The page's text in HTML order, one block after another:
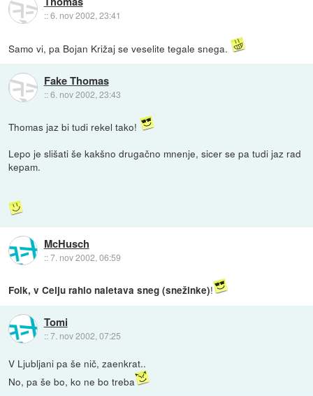
::6. nov 2002, 23:41
Samo vi, pa Bojan Križaj se veselite tegale snega.
Fake Thomas
::6. nov 2002, 23:43
Thomas jaz bi tudi rekel tako!
Lepo je slišati še kakšno drugačno mnenje, sicer se pa tudi jaz rad
kepam.
McHusch
::7. nov 2002, 06:59
Folk, v Celju rahlo naletava sneg (snežinke)!
Tomi
::7. nov 2002, 07:25
V Ljubljani pa še nič, zaenkrat..
No, pa še bo, ko ne bo treba